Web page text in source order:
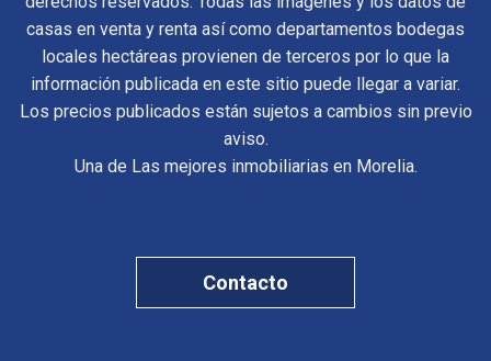
casas en venta y renta así como departamentos bodegas
locales hectáreas provienen de terceros por lo que la
información publicada en este sitio puede llegar a variar.
Los precios publicados están sujetos a cambios sin previo
aviso.
Una de Las mejores inmobiliarias en Morelia.